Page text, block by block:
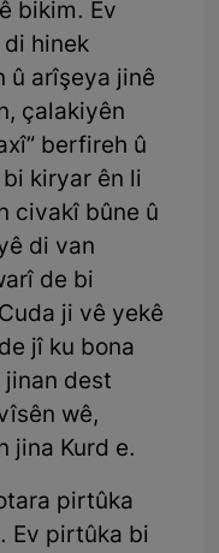
bikim. Ev
hinek
û arîşeya jinê
çalakiyên
berfireh û
kiryar ên li
civakî bûne û
di van
de bi
ji vê yekê
jî ku bona
dest
wê,
jina Kurd e.
pirtûka
Ev pirtûka bi